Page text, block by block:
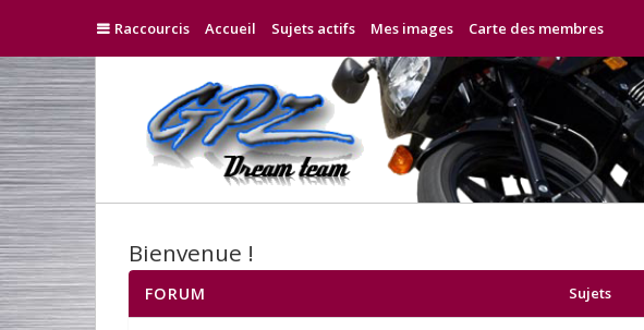
Raccourcis Accueil Sujets actifs Mes images Carte des membres
Bienvenue !
FORUM Sujets